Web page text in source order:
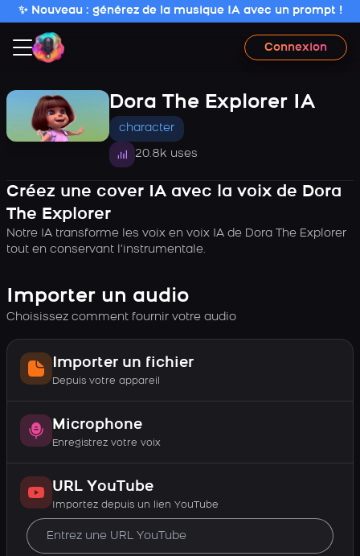
✨ Nouveau : générez de la musique IA avec un prompt !
Connexion
Dora The Explorer IA
character
20.8k uses
Créez une cover IA avec la voix de Dora
The Explorer
Notre IA transforme les voix en voix IA de Dora The Explorer
tout en conservant l’instrumentale.
Importer un audio
Choisissez comment fournir votre audio
Importer un fichier
Depuis votre appareil
Microphone
Enregistrez votre voix
URL YouTube
Importez depuis un lien YouTube